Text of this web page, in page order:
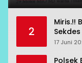
2
Miris.!!
Sekdes
17 Juni
Polsek